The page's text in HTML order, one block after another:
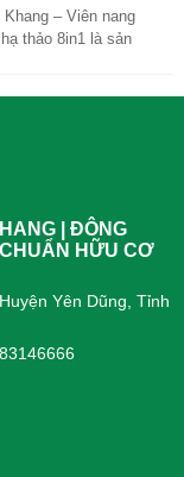
PHÁP SỨC KHỎE
Khang – Viên nang
thảo 8in1 là sản
| ĐÔNG
HỮU CƠ
Yên Dũng, Tỉnh